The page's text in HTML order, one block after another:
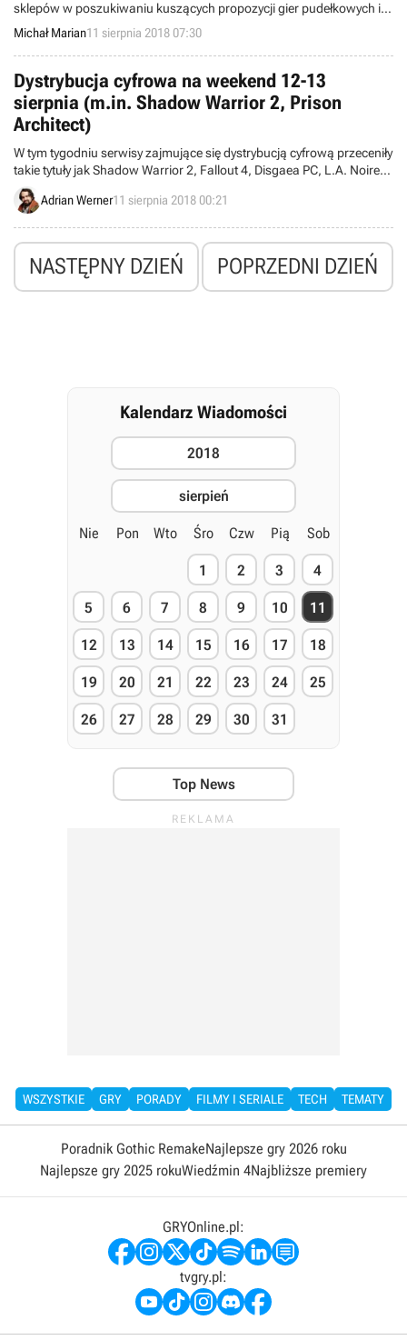
sklepów w poszukiwaniu kuszących propozycji gier pudełkowych i
sprzętu. Tym razem taniej można kupić m.in. Dishonored 2, Batman:
Arkham Knight, Planescape Torment Enhanced Edition oraz Tom
Clancy's The Division.
Michał Marian11 sierpnia 2018 07:30
Dystrybucja cyfrowa na weekend 12-13
sierpnia (m.in. Shadow Warrior 2, Prison
Architect)
W tym tygodniu serwisy zajmujące się dystrybucją cyfrową przeceniły
takie tytuły jak Shadow Warrior 2, Fallout 4, Disgaea PC, L.A. Noire
Complete Edition, Prison Architect czy Titan Quest: Ragnarok, a
także serię Dead Island oraz dodatki do Euro Truck Simulator 2.
Adrian Werner11 sierpnia 2018 00:21
NASTĘPNY DZIEŃ POPRZEDNI DZIEŃ
Kalendarz Wiadomości
2018
sierpień
Nie Pon Wto Śro Czw Pią Sob
1 2 3 4
5 6 7 8 9 10 11
12 13 14 15 16 17 18
19 20 21 22 23 24 25
26 27 28 29 30 31
Top News
WSZYSTKIE GRY PORADY FILMY I SERIALE TECH TEMATY
Poradnik Gothic RemakeNajlepsze gry 2026 roku
Najlepsze gry 2025 rokuWiedźmin 4Najbliższe premiery
GRYOnline.pl:
tvgry.pl: